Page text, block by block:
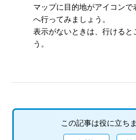
【PS3/龍が如く OF THE END】ド
ーデジタル、DTSフォーマット、
対応しているか
は何か
【PS3/龍が如く OF THE END】操
マップに目的地がアイコンで
へ行ってみましょう。
表示がないときは、行けると
う。
この記事は役に立ち